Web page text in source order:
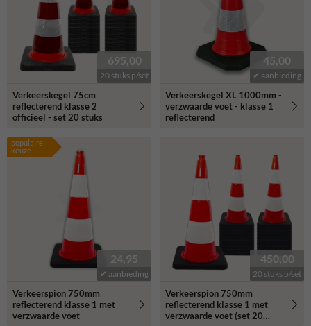
695,00
20 stuks p/set
Verkeerskegel 75cm
reflecterend klasse 2
officieel - set 20 stuks
45,00
✔ aanbieding
Verkeerskegel XL 1000mm -
verzwaarde voet - klasse 1
reflecterend
populaire
keuze
24,95
✔ aanbieding
Verkeerspion 750mm
reflecterend klasse 1 met
verzwaarde voet
450,00
20 stuks p/set
Verkeerspion 750mm
reflecterend klasse 1 met
verzwaarde voet (set 20